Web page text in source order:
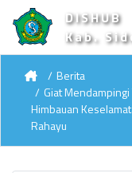
DISHUB
Kab.
Berita
Giat Mendampingi
Himbauan
Rahayu